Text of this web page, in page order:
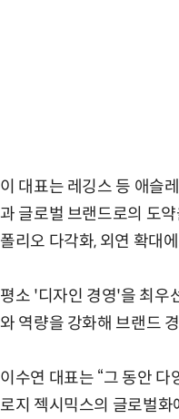
이 대표는 레깅스 등 애슬
과 글로벌 브랜드로의 도
폴리오 다각화, 외연 확대
평소 '디자인 경영'을 최우
와 역량을 강화해 브랜드
이수연 대표는 “그 동안
로지 젝시믹스의 글로벌화